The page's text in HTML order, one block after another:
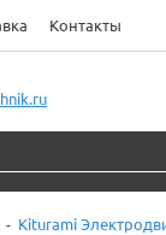
Контакты
Kiturami